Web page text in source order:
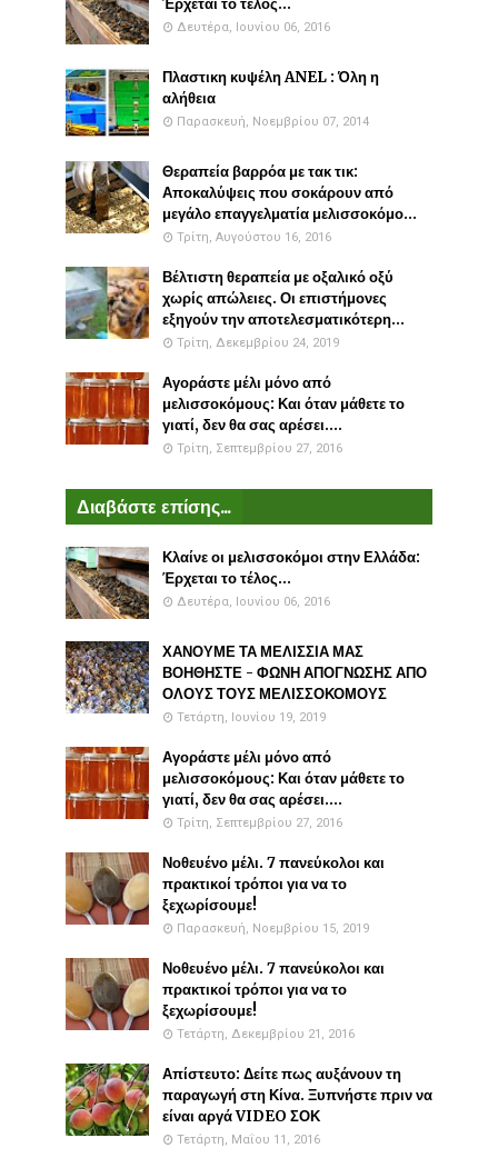
Δευτέρα, Ιουνίου 06, 2016
Πλαστικη κυψέλη ANEL : Όλη η
αλήθεια
Παρασκευή, Νοεμβρίου 07, 2014
Θεραπεία βαρρόα με τακ τικ:
Αποκαλύψεις που σοκάρουν από
μεγάλο επαγγελματία μελισσοκόμο...
Τρίτη, Αυγούστου 16, 2016
Βέλτιστη θεραπεία με οξαλικό οξύ
χωρίς απώλειες. Οι επιστήμονες
εξηγούν την αποτελεσματικότερη...
Τρίτη, Δεκεμβρίου 24, 2019
Αγοράστε μέλι μόνο από
μελισσοκόμους: Και όταν μάθετε το
γιατί, δεν θα σας αρέσει....
Τρίτη, Σεπτεμβρίου 27, 2016
Διαβάστε επίσης...
Κλαίνε οι μελισσοκόμοι στην Ελλάδα:
Έρχεται το τέλος...
Δευτέρα, Ιουνίου 06, 2016
ΧΑΝΟΥΜΕ ΤΑ ΜΕΛΙΣΣΙΑ ΜΑΣ
ΒΟΗΘΗΣΤΕ - ΦΩΝΗ ΑΠΟΓΝΩΣΗΣ ΑΠΟ
ΟΛΟΥΣ ΤΟΥΣ ΜΕΛΙΣΣΟΚΟΜΟΥΣ
Τετάρτη, Ιουνίου 19, 2019
Αγοράστε μέλι μόνο από
μελισσοκόμους: Και όταν μάθετε το
γιατί, δεν θα σας αρέσει....
Τρίτη, Σεπτεμβρίου 27, 2016
Νοθευένο μέλι. 7 πανεύκολοι και
πρακτικοί τρόποι για να το
ξεχωρίσουμε!
Παρασκευή, Νοεμβρίου 15, 2019
Νοθευένο μέλι. 7 πανεύκολοι και
πρακτικοί τρόποι για να το
ξεχωρίσουμε!
Τετάρτη, Δεκεμβρίου 21, 2016
Απίστευτο: Δείτε πως αυξάνουν τη
παραγωγή στη Κίνα. Ξυπνήστε πριν να
είναι αργά VIDEO ΣΟΚ
Τετάρτη, Μαΐου 11, 2016